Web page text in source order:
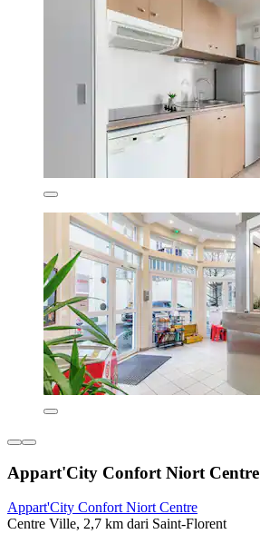
Appart'City Confort Niort Centre
Appart'City Confort Niort Centre
Centre Ville, 2,7 km dari Saint-Florent